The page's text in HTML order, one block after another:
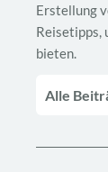
Erstellung
Reisetipps,
bieten.
Alle